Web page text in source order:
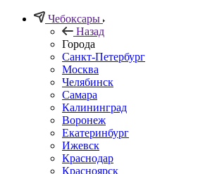
Чебоксары
Назад
Города
Санкт-Петербург
Москва
Челябинск
Самара
Калининград
Воронеж
Екатеринбург
Ижевск
Краснодар
Красноярск